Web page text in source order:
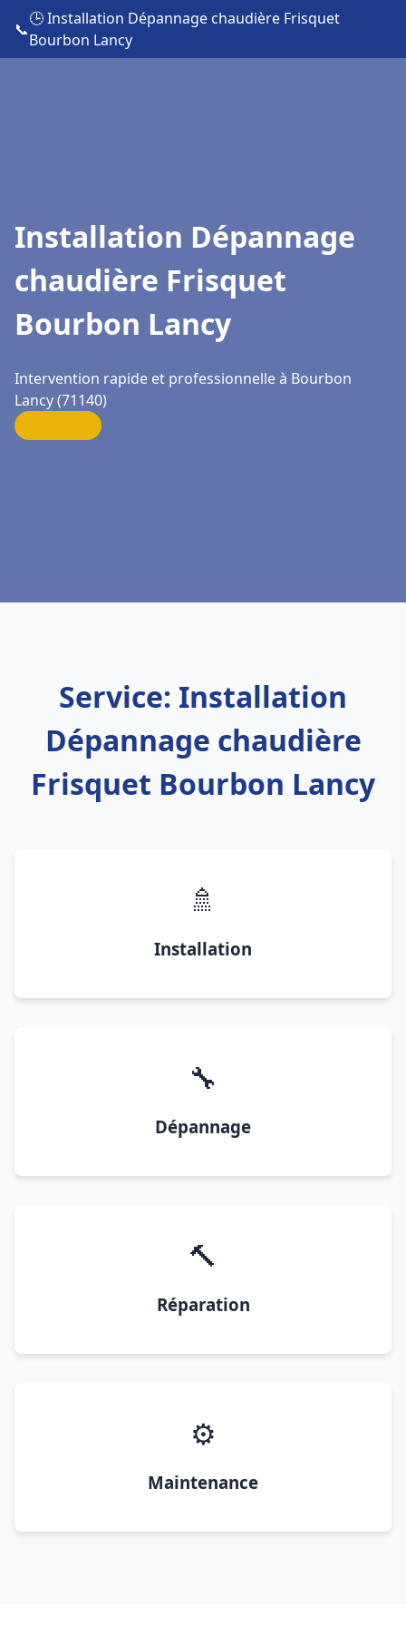
📞
🕒 Installation Dépannage chaudière Frisquet
Bourbon Lancy
Installation Dépannage
chaudière Frisquet
Bourbon Lancy
Intervention rapide et professionnelle à Bourbon
Lancy (71140)
Service: Installation
Dépannage chaudière
Frisquet Bourbon Lancy
🚿
Installation
🔧
Dépannage
🔨
Réparation
⚙️
Maintenance